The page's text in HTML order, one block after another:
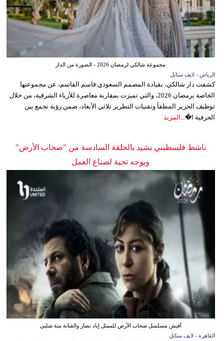
مجموعة شالكي لرمضان 2026 - الصورة من الدار
الرياض - لايف ستايل
كشفت دار شالكي، بقيادة المصمم السعودي قاسم القاسم، عن مجموعتها
الخاصة برمضان 2026، والتي تميزت بمقاربة معاصرة للأزياء الشرقية، من خلال
توظيف الحرير المطفأ وتقنيات التطريز ثلاثي الأبعاد، ضمن رؤية تجمع بين
الحرفية ا�... المزيد
ناشط فلسطيني يشيد بالحلقة السادسة من "صحاب الأرض"
ويوجه تحية لصناع العمل
أفيش مسلسل صحاب الأرض للممثل إياد نصار والفنانة منة شلبي
القاهرة - لايف ستايل